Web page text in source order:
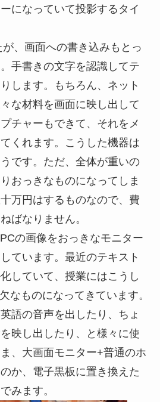
になっていて投影するタイ
、画面への書き込みもとっ
手書きの文字を認識してテ
します。もちろん、ネット
な材料を画面に映し出して
チャーもできて、それをメ
くれます。こうした機器は
です。ただ、全体が重いの
おっきなものになってしま
万円はするものなので、費
ばなりません。
の画像をおっきなモニター
ています。最近のテキスト
していて、授業にはこうし
なものになってきています。
語の音声を出したり、ちょ
映し出したり、と様々に使
、大画面モニター+普通のホ
か、電子黒板に置き換えた
みます。